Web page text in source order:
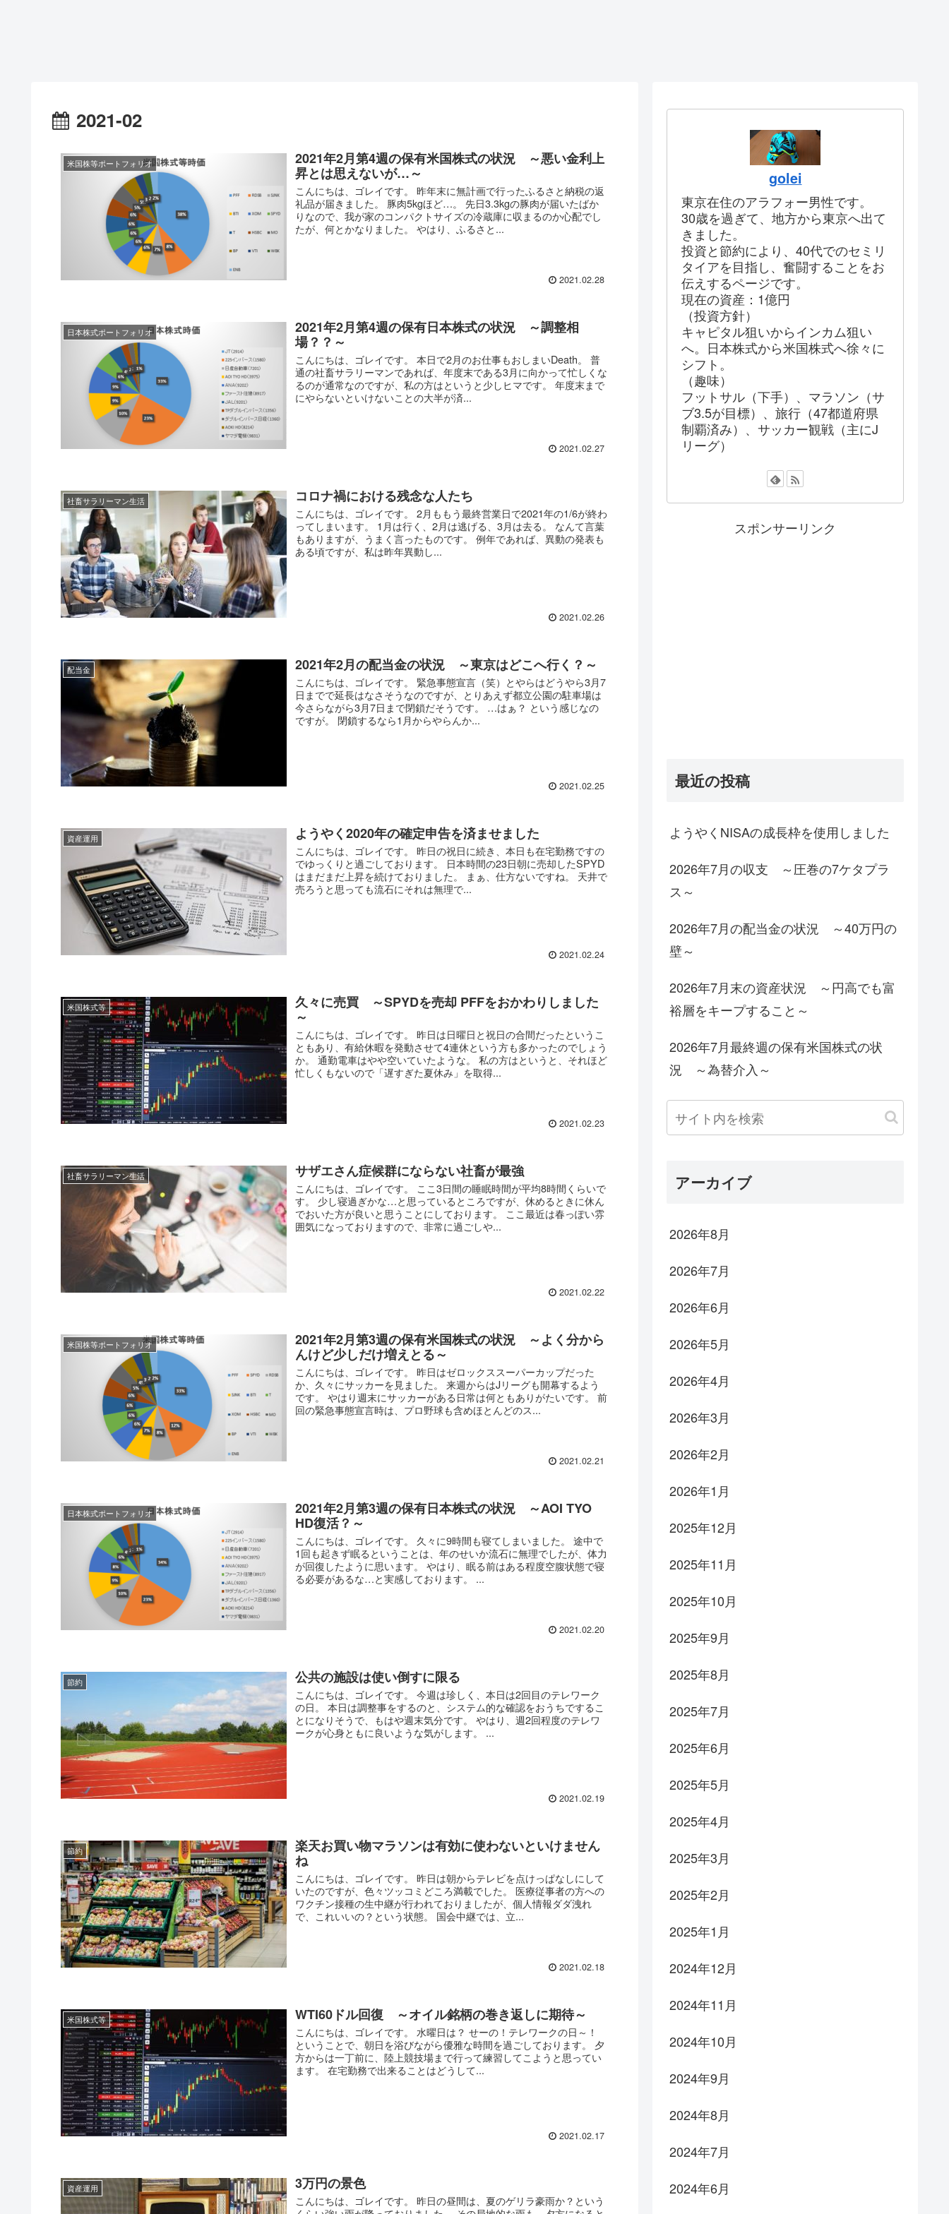
2021-02
米国株等ポートフォリオ
2021年2月第4週の保有米国株式の状況 ～悪い金利上
昇とは思えないが…～
こんにちは、ゴレイです。 昨年末に無計画で行ったふるさと納税の返
礼品が届きました。 豚肉5kgほど…。 先日3.3kgの豚肉が届いたばか
りなので、我が家のコンパクトサイズの冷蔵庫に収まるのか心配でし
たが、何とかなりました。 やはり、ふるさと...
2021.02.28
日本株式ポートフォリオ
2021年2月第4週の保有日本株式の状況 ～調整相
場？？～
こんにちは、ゴレイです。 本日で2月のお仕事もおしまいDeath。 普
通の社畜サラリーマンであれば、年度末である3月に向かって忙しくな
るのが通常なのですが、私の方はというと少しヒマです。 年度末まで
にやらないといけないことの大半が済...
2021.02.27
社畜サラリーマン生活 コロナ禍における残念な人たち
こんにちは、ゴレイです。 2月ももう最終営業日で2021年の1/6が終わ
ってしまいます。 1月は行く、2月は逃げる、3月は去る。 なんて言葉
もありますが、うまく言ったものです。 例年であれば、異動の発表も
ある頃ですが、私は昨年異動し...
2021.02.26
配当金 2021年2月の配当金の状況 ～東京はどこへ行く？～
こんにちは、ゴレイです。 緊急事態宣言（笑）とやらはどうやら3月7
日までで延長はなさそうなのですが、とりあえず都立公園の駐車場は
今さらながら3月7日まで閉鎖だそうです。 …はぁ？ という感じなの
ですが。 閉鎖するなら1月からやらんか...
2021.02.25
資産運用 ようやく2020年の確定申告を済ませました
こんにちは、ゴレイです。 昨日の祝日に続き、本日も在宅勤務ですの
でゆっくりと過ごしております。 日本時間の23日朝に売却したSPYD
はまだまだ上昇を続けておりました。 まぁ、仕方ないですね。 天井で
売ろうと思っても流石にそれは無理で...
2021.02.24
米国株式等
久々に売買 ～SPYDを売却 PFFをおかわりしました
～
こんにちは、ゴレイです。 昨日は日曜日と祝日の合間だったというこ
ともあり、有給休暇を発動させて4連休という方も多かったのでしょう
か。 通勤電車はやや空いていたような。 私の方はというと、それほど
忙しくもないので「遅すぎた夏休み」を取得...
2021.02.23
社畜サラリーマン生活 サザエさん症候群にならない社畜が最強
こんにちは、ゴレイです。 ここ3日間の睡眠時間が平均8時間くらいで
す。 少し寝過ぎかな…と思っているところですが、休めるときに休ん
でおいた方が良いと思うことにしております。 ここ最近は春っぽい雰
囲気になっておりますので、非常に過ごしや...
2021.02.22
米国株等ポートフォリオ
2021年2月第3週の保有米国株式の状況 ～よく分から
んけど少しだけ増えとる～
こんにちは、ゴレイです。 昨日はゼロックススーパーカップだった
か、久々にサッカーを見ました。 来週からはJリーグも開幕するよう
です。 やはり週末にサッカーがある日常は何ともありがたいです。 前
回の緊急事態宣言時は、プロ野球も含めほとんどのス...
2021.02.21
日本株式ポートフォリオ
2021年2月第3週の保有日本株式の状況 ～AOI TYO
HD復活？～
こんにちは、ゴレイです。 久々に9時間も寝てしまいました。 途中で
1回も起きず眠るということは、年のせいか流石に無理でしたが、体力
が回復したように思います。 やはり、眠る前はある程度空腹状態で寝
る必要があるな…と実感しております。 ...
2021.02.20
節約 公共の施設は使い倒すに限る
こんにちは、ゴレイです。 今週は珍しく、本日は2回目のテレワーク
の日。 本日は調整事をするのと、システム的な確認をおうちでするこ
とになりそうで、もはや週末気分です。 やはり、週2回程度のテレワ
ークが心身ともに良いような気がします。 ...
2021.02.19
節約
楽天お買い物マラソンは有効に使わないといけません
ね
こんにちは、ゴレイです。 昨日は朝からテレビを点けっぱなしにして
いたのですが、色々ツッコミどころ満載でした。 医療従事者の方への
ワクチン接種の生中継が行われておりましたが、個人情報ダダ洩れ
で、これいいの？という状態。 国会中継では、立...
2021.02.18
米国株式等 WTI60ドル回復 ～オイル銘柄の巻き返しに期待～
こんにちは、ゴレイです。 水曜日は？ せーの！テレワークの日～！
ということで、朝日を浴びながら優雅な時間を過ごしております。 夕
方からは一丁前に、陸上競技場まで行って練習してこようと思ってい
ます。 在宅勤務で出来ることはどうして...
2021.02.17
資産運用 3万円の景色
こんにちは、ゴレイです。 昨日の昼間は、夏のゲリラ豪雨か？という
golei
東京在住のアラフォー男性です。
30歳を過ぎて、地方から東京へ出て
きました。
投資と節約により、40代でのセミリ
タイアを目指し、奮闘することをお
伝えするページです。
現在の資産：1億円
（投資方針）
キャピタル狙いからインカム狙い
へ。日本株式から米国株式へ徐々に
シフト。
（趣味）
フットサル（下手）、マラソン（サ
ブ3.5が目標）、旅行（47都道府県
制覇済み）、サッカー観戦（主にJ
リーグ）
スポンサーリンク
最近の投稿
ようやくNISAの成長枠を使用しました
2026年7月の収支 ～圧巻の7ケタプラ
ス～
2026年7月の配当金の状況 ～40万円の
壁～
2026年7月末の資産状況 ～円高でも富
裕層をキープすること～
2026年7月最終週の保有米国株式の状
況 ～為替介入～
アーカイブ
2026年8月
2026年7月
2026年6月
2026年5月
2026年4月
2026年3月
2026年2月
2026年1月
2025年12月
2025年11月
2025年10月
2025年9月
2025年8月
2025年7月
2025年6月
2025年5月
2025年4月
2025年3月
2025年2月
2025年1月
2024年12月
2024年11月
2024年10月
2024年9月
2024年8月
2024年7月
2024年6月